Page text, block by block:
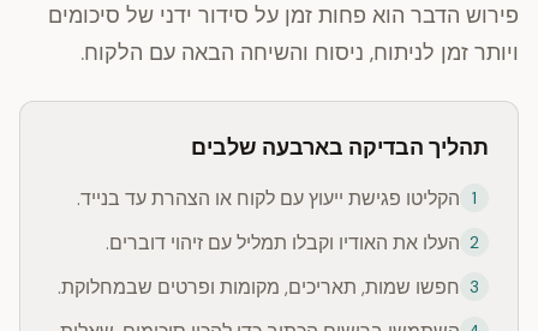
פירוש הדבר הוא פחות זמן על סידור ידני של סיכומים
ויותר זמן לניתוח, ניסוח והשיחה הבאה עם הלקוח.
תהליך הבדיקה בארבעה שלבים
1 הקליטו פגישת ייעוץ עם לקוח או הצהרת עד בנייד.
2 העלו את האודיו וקבלו תמליל עם זיהוי דוברים.
3 חפשו שמות, תאריכים, מקומות ופרטים שבמחלוקת.